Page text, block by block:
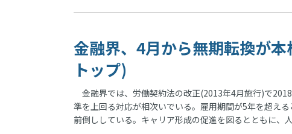
金融界、4月から無期転換が
トップ)
金融界では、労働契約法の改正(2013年4月施行)で
準を上回る対応が相次いでいる。雇用期間が5年を超え
前倒ししている。キャリア形成の促進を図るとともに、